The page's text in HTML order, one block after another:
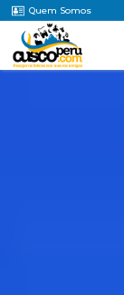
Quem Somos